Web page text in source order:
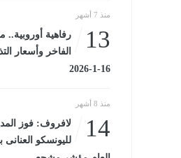
منذ 7 أشهر
13
رفاهية أوروبية..
الفاخر وأسعار
16-1-2026
منذ 8 أشهر
14
لافروف: فوز
لليونسكو